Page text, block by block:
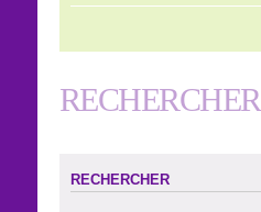
RECHERCHER
RECHERCHER